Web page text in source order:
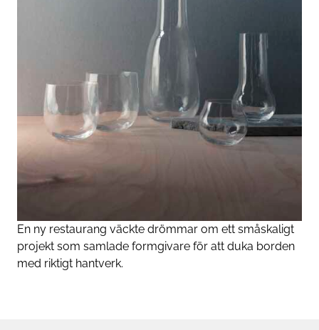
En ny restaurang väckte drömmar om ett småskaligt
projekt som samlade formgivare för att duka borden
med riktigt hantverk.